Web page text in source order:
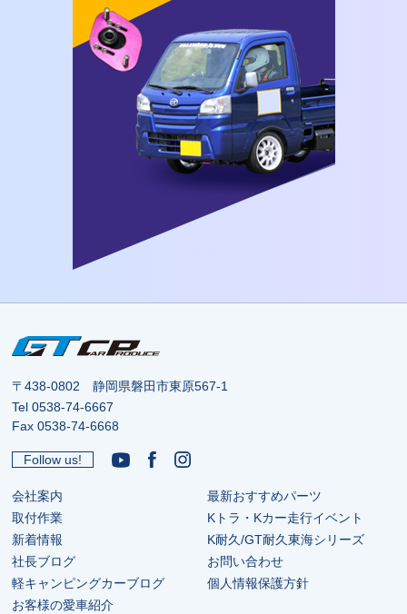
〒438-0802 静岡県磐田市東原567-1
Tel0538-74-6667
Fax 0538-74-6668
Follow us!
会社案内
取付作業
新着情報
社長ブログ
軽キャンピングカーブログ
お客様の愛車紹介
最新おすすめパーツ
Kトラ・Kカー走行イベント
K耐久/GT耐久東海シリーズ
お問い合わせ
個人情報保護方針